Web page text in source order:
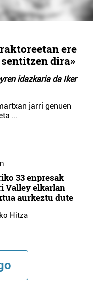
ere
dira»
idazkaria da Iker
jarri genuen
...
33 enpresak
Valley elkarlan
aurkeztu dute
Hitza